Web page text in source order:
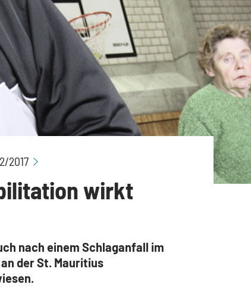
2017 Neurologische Reha wirkt auch im Alter
wirkt
nach einem Schlaganfall im
der St. Mauritius